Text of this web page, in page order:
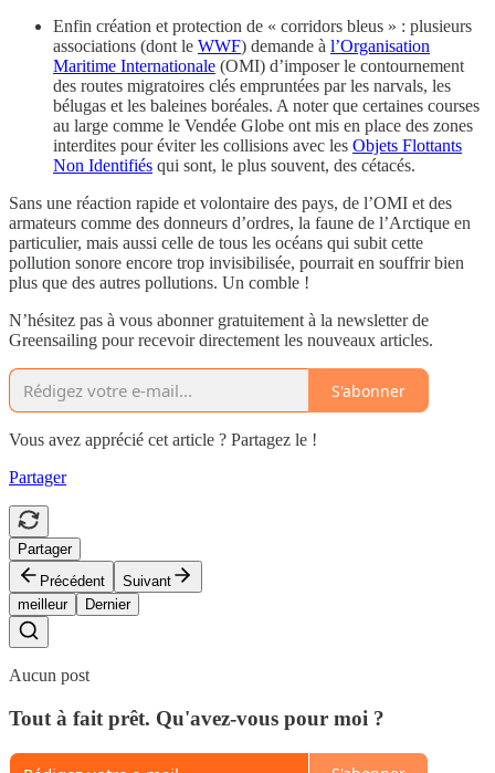
Enfin création et protection de « corridors bleus » : plusieurs
associations (dont le WWF) demande à l’Organisation
Maritime Internationale (OMI) d’imposer le contournement
des routes migratoires clés empruntées par les narvals, les
bélugas et les baleines boréales. A noter que certaines courses
au large comme le Vendée Globe ont mis en place des zones
interdites pour éviter les collisions avec les Objets Flottants
Non Identifiés qui sont, le plus souvent, des cétacés.
Sans une réaction rapide et volontaire des pays, de l’OMI et des
armateurs comme des donneurs d’ordres, la faune de l’Arctique en
particulier, mais aussi celle de tous les océans qui subit cette
pollution sonore encore trop invisibilisée, pourrait en souffrir bien
plus que des autres pollutions. Un comble !
N’hésitez pas à vous abonner gratuitement à la newsletter de
Greensailing pour recevoir directement les nouveaux articles.
S'abonner
Vous avez apprécié cet article ? Partagez le !
Partager
Partager
Précédent
Suivant
meilleur
Dernier
Aucun post
Tout à fait prêt. Qu'avez-vous pour moi ?